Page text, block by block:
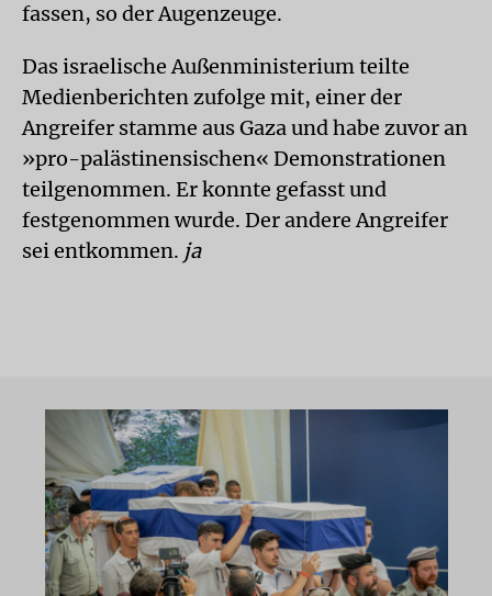
fassen, so der Augenzeuge.
Das israelische Außenministerium teilte
Medienberichten zufolge mit, einer der
Angreifer stamme aus Gaza und habe zuvor an
»pro-palästinensischen« Demonstrationen
teilgenommen. Er konnte gefasst und
festgenommen wurde. Der andere Angreifer
sei entkommen. ja